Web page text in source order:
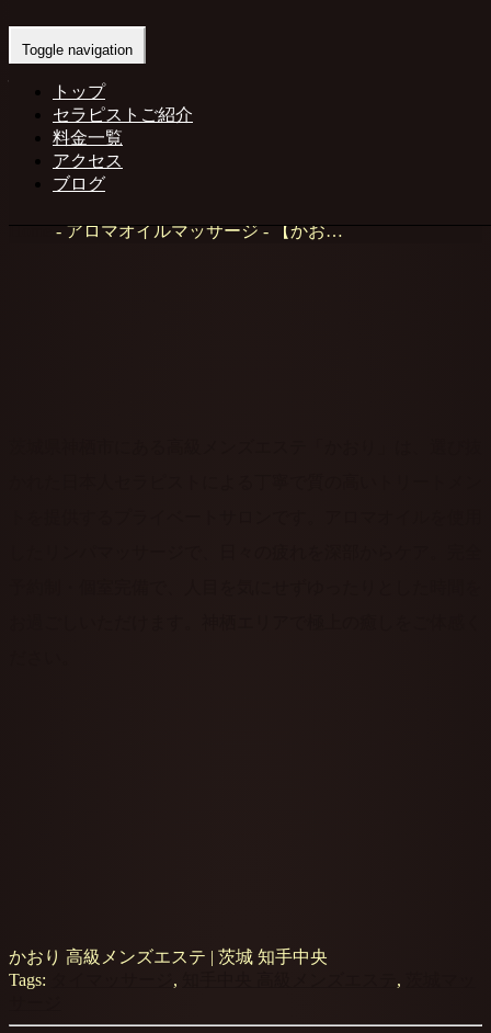
Toggle navigation
トップ
セラピストご紹介
料金一覧
アクセス
ブログ
【かおり 高級メンズエステ｜茨城・神
kaori
2022年7月30日
アロマオイルマッサージ
ラックス効果
Home-アロマオイルマッサージ-【かお…
かおり 高級メンズエステ | 茨城 知手中央
Tags:
, ,